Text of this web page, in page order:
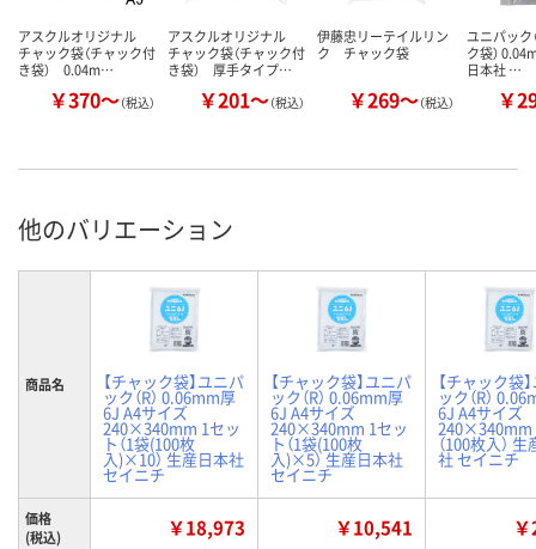
アスクルオリジナル
チャック袋（チャック付
き袋） 0.04m…
￥370～（税込）
アスクルオリジナル
チャック袋（チャック付
き袋） 厚手タイプ…
￥201～（税込）
伊藤忠リーテイルリン
ク チャック袋
￥269～（税込）
ユニパック
ク袋）
日本社 …
￥
他のバリエーション
商品名 【チャック袋】ユニパ
ック（R） 0.06mm厚
6J A4サイズ
240×340mm 1セッ
ト（1袋(100枚
入)×10） 生産日本社
セイニチ
【チャック袋】ユニパ
ック（R） 0.06mm厚
6J A4サイズ
240×340mm 1セッ
ト（1袋(100枚
入)×5） 生産日本社
セイニチ
【チャック袋
ック（R）
6J A4サイズ
240×340mm
（100枚入）
社 セイニチ
価格
(税込)
￥18,973 ￥10,541